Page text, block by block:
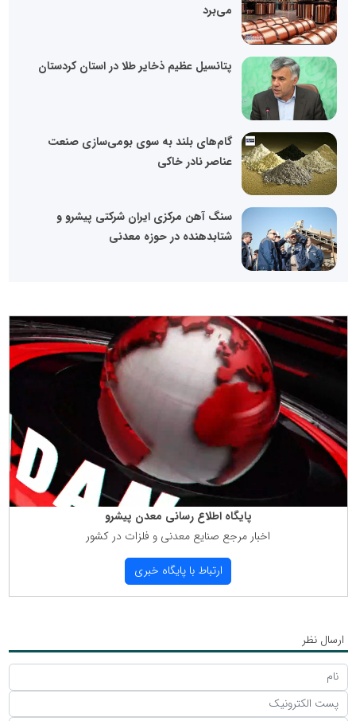
می‌برد
پتانسیل عظیم ذخایر طلا در استان کردستان
گام‌های بلند به سوی بومی‌سازی صنعت
عناصر نادر خاکی
سنگ آهن مرکزی ایران شرکتی پیشرو و
شتابدهنده در حوزه معدنی
پایگاه اطلاع رسانی معدن پیشرو
اخبار مرجع صنایع معدنی و فلزات در كشور
ارتباط با پایگاه خبری
ارسال نظر